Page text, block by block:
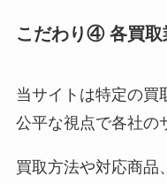
こだわり④ 各買取
当サイトは特定の買
公平な視点で各社の
買取方法や対応商品